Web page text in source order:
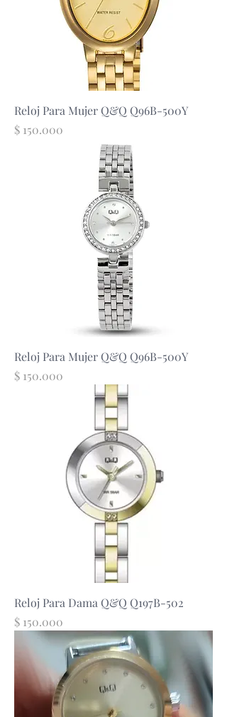
Reloj Para Mujer Q&Q Q96B-500Y
Precio
$ 150.000
Reloj Para Mujer Q&Q Q96B-500Y
Precio
$ 150.000
Reloj Para Dama Q&Q Q197B-502
Precio
$ 150.000